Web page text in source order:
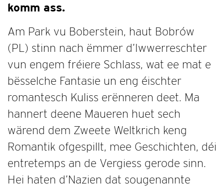
komm ass.
Am Park vu Boberstein, haut Bobrów
(PL) stinn nach ëmmer d’Iwwerreschter
vun engem fréiere Schlass, wat ee mat e
bësselche Fantasie un eng éischter
romantesch Kuliss erënneren deet. Ma
hannert deene Maueren huet sech
wärend dem Zweete Weltkrich keng
Romantik ofgespillt, mee Geschichten, déi
entretemps an de Vergiess gerode sinn.
Hei haten d’Nazien dat sougenannte